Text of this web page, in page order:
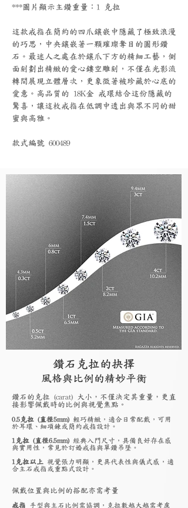
***圖片顯示主鑽重量：1 克拉
這款戒指在簡約的四爪鑲嵌中隱藏了極致浪漫
的巧思，中央鑲嵌著一顆璀璨奪目的圓形鑽
石。最迷人之處在於鑲爪下方的精細工藝，側
面刻劃出精緻的愛心鏤空雕刻，不僅在光影流
轉間展現立體層次，更象徵著被珍藏於心底的
愛意。高品質的 18K金 戒環結合這份隱藏的
驚喜，讓這枚戒指在低調中透出與眾不同的甜
蜜與高雅。
款式編號 600489
鑽石克拉的抉擇
風格與比例的精妙平衡
鑽石的克拉 (carat) 大小，不僅決定其重量，更直
接影響佩戴時的比例與視覺焦點。
0.5克拉 (直徑5mm) 輕巧精緻，適合日常配戴，可用
於耳環、細項鍊或簡約戒指設計。
1克拉 (直徑6.5mm) 經典入門尺寸，具備良好存在感
與實用性，常見於訂婚戒指與單鑽吊墜。
1克拉以上 視覺張力明顯，更具代表性與儀式感，適
合主石戒指或重點式設計。
佩戴位置與比例的搭配亦需考量
戒指 手型與主石比例需協調，克拉數越大越需考慮